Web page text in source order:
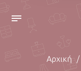
Αρχική /